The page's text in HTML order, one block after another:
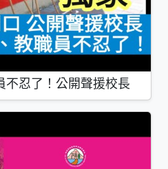
不忍了！公開聲援校長